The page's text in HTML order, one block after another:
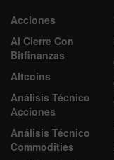
Acciones
Al Cierre Con
Bitfinanzas
Altcoins
Análisis Técnico
Acciones
Análisis Técnico
Commodities